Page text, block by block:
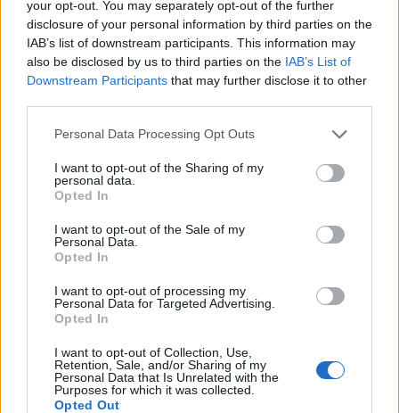
your opt-out. You may separately opt-out of the further
disclosure of your personal information by third parties on the
IAB’s list of downstream participants. This information may
also be disclosed by us to third parties on the IAB’s List of
Downstream Participants that may further disclose it to other
Personal Data Processing Opt Outs
I want to opt-out of the Sharing of my
personal data.
Opted In
I want to opt-out of the Sale of my
Personal Data.
Opted In
I want to opt-out of processing my
Personal Data for Targeted Advertising.
Opted In
I want to opt-out of Collection, Use,
Retention, Sale, and/or Sharing of my
Personal Data that Is Unrelated with the
Purposes for which it was collected.
Opted Out